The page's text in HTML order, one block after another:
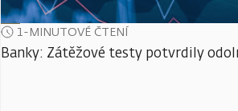
1-MINUTOVÉ ČTENÍ
Banky: Zátěžové testy potvrdily